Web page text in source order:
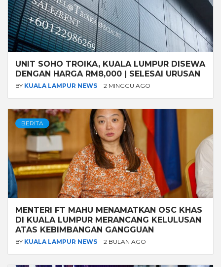
UNIT SOHO TROIKA, KUALA LUMPUR DISEWA
DENGAN HARGA RM8,000 | SELESAI URUSAN
BY KUALA LAMPUR NEWS 2 MINGGU AGO
BERITA
MENTERI FT MAHU MENAMATKAN OSC KHAS
DI KUALA LUMPUR MERANCANG KELULUSAN
ATAS KEBIMBANGAN GANGGUAN
BY KUALA LAMPUR NEWS 2 BULAN AGO